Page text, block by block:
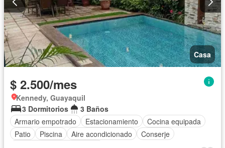
Casa
$ 2.500/mes
Kennedy, Guayaquil
3 Dormitorios
3 Baños
Armario empotrado
Estacionamiento
Cocina equipada
Patio
Piscina Aire acondicionado
Conserje